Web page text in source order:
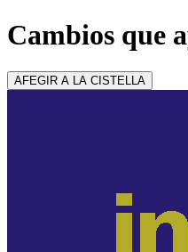
Cambios que
AFEGIR A LA CISTELLA